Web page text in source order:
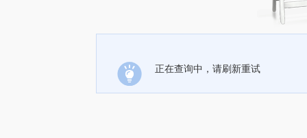
正在查询中，请刷新重试